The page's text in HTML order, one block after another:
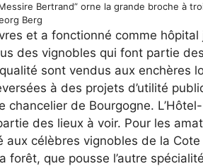
Bertrand” orne la grande broche à
Berg
et a fonctionné comme hôpital
des vignobles qui font partie
sont vendus aux enchères
à des projets d’utilité
chancelier de Bourgogne.
des lieux à voir. Pour les
célèbres vignobles de la Cote
forêt, que pousse l’autre